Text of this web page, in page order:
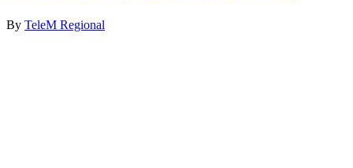
By TeleM Regional